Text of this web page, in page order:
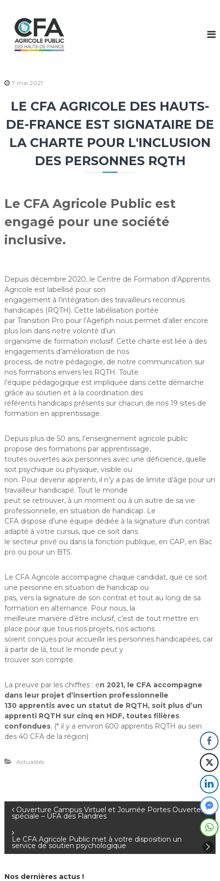
o
l
P
u
c
e
u
t
s
-
d
e
-
F
r
a
n
c
e
r
c
o
m
m
e
n
c
i
!
7 mai 2021
LE CFA AGRICOLE DES HAUTS-
DE-FRANCE EST SIGNATAIRE DE
LA CHARTE POUR L'INCLUSION
DES PERSONNES RQTH
Le CFA Agricole Public est
engagé pour une société
inclusive.
Depuis décembre 2020, le Centre de Formation d’Apprentis
Agricole est labellisé pour son
engagement à l’intégration des travailleurs reconnus
handicapés (RQTH). Cette labélisation portée
par Transition Pro pour l’Agefiph nous permet d’aller encore
plus loin dans notre volonté d’un
organisme de formation inclusif. Cette charte est liée à des
engagements d’amélioration de nos
process, de notre pédagogie, de notre communication sur
nos formations envers les RQTH. Toute
l’équipe pédagogique est impliquée dans cette démarche
grâce au soutien et à la coordination des
référents handicaps présents sur chacun de nos 19 sites de
formation en apprentissage.
Depuis plus de 50 ans, l’enseignement agricole public
propose des formations par apprentissage,
toutes ouvertes aux personnes avec une déficience, quelle
soit psychique ou physique, visible ou
non. Pour devenir apprenti, il n’y a pas de limite d’âge pour un
travailleur handicapé. Tout le monde
peut se retrouver, à un moment ou à un autre de sa vie
professionnelle, en situation de handicap. Le
CFA dispose d’une équipe dédiée à la signature d’un contrat
adapté à votre cursus, que ce soit dans
le secteur privé ou dans la fonction publique, en CAP, en Bac
pro ou pour un BTS.
Le CFA Agricole accompagne chaque candidat, que ce soit
une personne en situation de handicap ou
pas, vers la signature de son contrat et tout au long de sa
formation en alternance. Pour nous, la
meilleure manière d’être inclusif, c’est de tout mettre en
place pour que tous nos projets, nos actions
soient conçues pour accueillir les personnes handicapées, car
à partir de là, tout le monde peut y
trouver son compte.
La preuve par les chiffres : en 2021, le CFA accompagne
dans leur projet d’insertion professionnelle
130 apprentis avec un statut de RQTH, soit plus d’un
apprenti RQTH sur cinq en HDF, toutes filières
confondues. (* il y a environ 600 apprentis RQTH au sein
des 40 CFA de la région)
Actualités
N
a
v
Ouverture Campus Virtuel et Journée Portes Ouvertes
spéciale – UFA des Flandres
Le CFA Agricole Public met à votre disposition un
service de soutien psychologique
Nos dernières actus !